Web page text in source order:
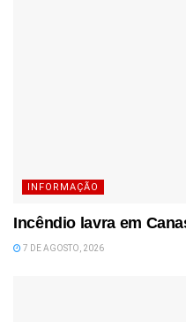
INFORMAÇÃO
Incêndio lavra em
7 DE AGOSTO, 2026